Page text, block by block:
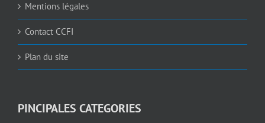
Mentions légales
Contact CCFI
Plan du site
PINCIPALES CATEGORIES